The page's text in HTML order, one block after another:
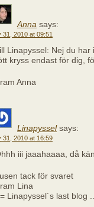
Anna says:
31, 2010 at 09:51
Linapyssel: Nej du
kryss endast för dig,
Anna
Linapyssel says:
31, 2010 at 16:59
iii jaaahaaaa, då
tack för svaret
Lina
Linapyssel´s last blog ..